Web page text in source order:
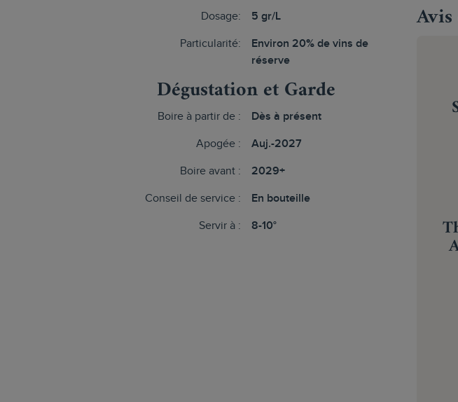
Dosage: 5 gr/L
Particularité:
Environ 20% de vins de
réserve
Dégustation et Garde
Boire à partir de : Dès à présent
Apogée : Auj.-2027
Boire avant : 2029+
Conseil de service : En bouteille
Servir à : 8-10°